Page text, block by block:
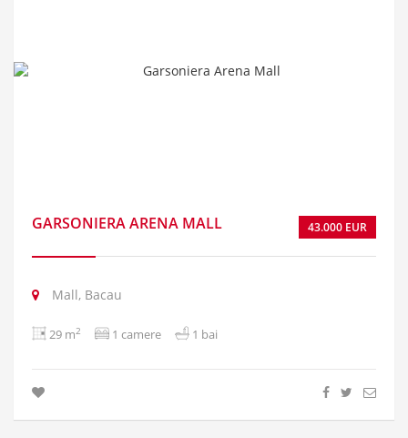
GARSONIERA ARENA MALL 43.000 EUR
Mall, Bacau
29 m2 1 camere 1 bai